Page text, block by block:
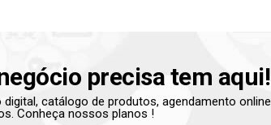
precisa tem aqui!
digital, catálogo de produtos, agendamento online
Conheça nossos planos !